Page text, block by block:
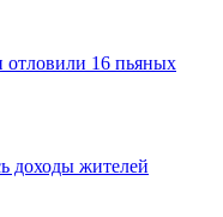
16 пьяных
доходы жителей